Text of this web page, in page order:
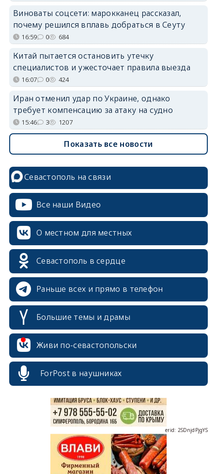
Виноваты соцсети: марокканец рассказал,
почему решился вплавь добраться в Сеуту
16:59 0 684
Китай пытается остановить утечку
специалистов и ужесточает правила выезда
16:07 0 424
Иран отменил удар по Украине, однако
требует компенсацию за атаку на судно
15:46 3 1207
Показать все новости
Севастополь на связи
Все наши Видео
О местном для местных
Севастополь в сердце
Раньше всех и прямо в телефон
Большие темы и драмы
Живи по-севастопольски
ForPost в наушниках
erid: 2SDnjcrDNw6
erid: 2SDnjdPjgYS